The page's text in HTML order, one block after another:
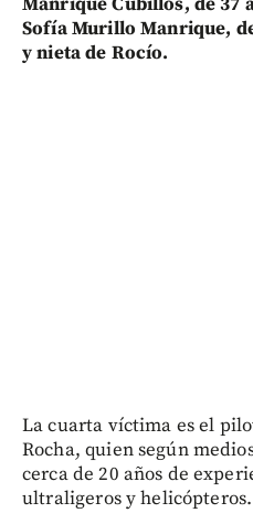
Sofía Murillo Manrique,
y nieta de Rocío.
La cuarta víctima es el
Rocha, quien según
cerca de 20 años de
ultraligeros y helicópteros.